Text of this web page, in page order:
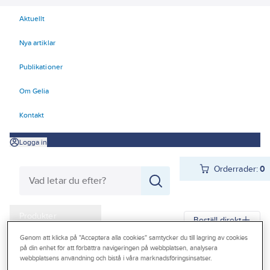
Aktuellt
Nya artiklar
Publikationer
Om Gelia
Kontakt
Logga in
Orderrader:0
Produkter
Kampanjer
Outlet
Beställ direkt
Gelia Produkter Infästning Mutter Mutter blankförzinkad
Genom att klicka på "Acceptera alla cookies" samtycker du till lagring av cookies
på din enhet för att förbättra navigeringen på webbplatsen, analysera
webbplatsens användning och bistå i våra marknadsföringsinsatser.